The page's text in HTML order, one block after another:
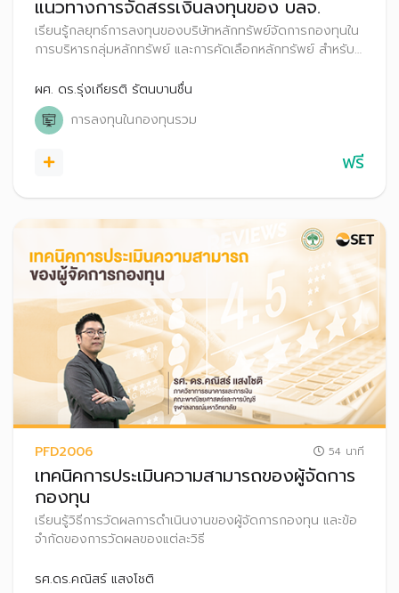
แนวทางการจัดสรรเงินลงทุนของ บลจ.
เรียนรู้กลยุทธ์การลงทุนของบริษัทหลักทรัพย์จัดการกองทุนใน
การบริหารกลุ่มหลักทรัพย์ และการคัดเลือกหลักทรัพย์ สำหรับ
ผศ. ดร.รุ่งเกียรติ รัตนบานชื่น
การลงทุนในกองทุนรวม
ฟรี
PFD2006 54 นาที
เทคนิคการประเมินความสามารถของผู้จัดการ
กองทุน
เรียนรู้วิธีการวัดผลการดำเนินงานของผู้จัดการกองทุน และข้อ
จำกัดของการวัดผลของแต่ละวิธี
รศ.ดร.คณิสร์ แสงโชติ